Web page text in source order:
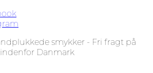
smykker - Fri fragt på
Danmark